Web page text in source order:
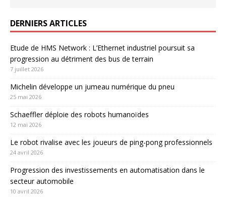
DERNIERS ARTICLES
Etude de HMS Network : L’Ethernet industriel poursuit sa
progression au détriment des bus de terrain
7 juillet 2026
Michelin développe un jumeau numérique du pneu
25 mai 2026
Schaeffler déploie des robots humanoïdes
12 mai 2026
Le robot rivalise avec les joueurs de ping-pong professionnels
24 avril 2026
Progression des investissements en automatisation dans le
secteur automobile
10 avril 2026